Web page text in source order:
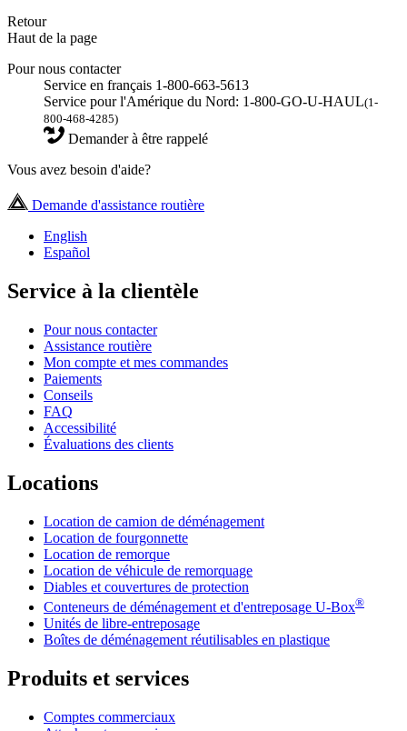
Retour
Haut de la page
Pour nous contacter
Service en français 1-800-663-5613
Service pour l'Amérique du Nord: 1-800-GO-U-HAUL(1-
800-468-4285)
Demander à être rappelé
Vous avez besoin d'aide?
Demande d'assistance routière
English
Español
Service à la clientèle
Pour nous contacter
Assistance routière
Mon compte et mes commandes
Paiements
Conseils
FAQ
Accessibilité
Évaluations des clients
Locations
Location de camion de déménagement
Location de fourgonnette
Location de remorque
Location de véhicule de remorquage
Diables et couvertures de protection
Conteneurs de déménagement et d'entreposage U-Box®
Unités de libre-entreposage
Boîtes de déménagement réutilisables en plastique
Produits et services
Comptes commerciaux